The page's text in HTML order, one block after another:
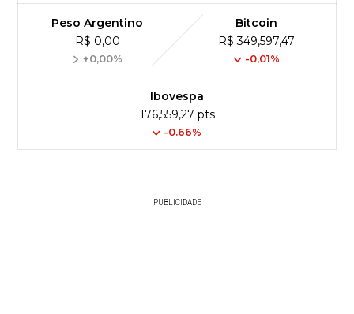
Peso Argentino
R$ 0,00
+0,00%
Bitcoin
R$ 349,597,47
-0,01%
Ibovespa
176,559,27 pts
-0.66%
PUBLICIDADE